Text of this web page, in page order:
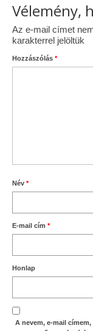
Vélemény,
Az e-mail címet
karakterrel jelöltük
Hozzászólás *
Név *
E-mail cím *
Honlap
A nevem, e-mail